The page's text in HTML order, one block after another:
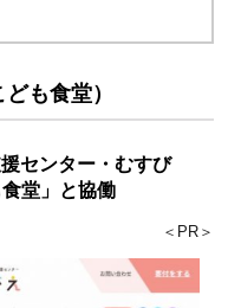
も食堂）
センター・むすび
堂」と協働
＜PR＞